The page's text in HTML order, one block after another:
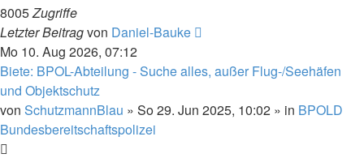
8005Zugriffe
Letzter Beitragvon Daniel-Bauke
Mo 10. Aug 2026, 07:12
Biete: BPOL-Abteilung - Suche alles, außer Flug-/Seehäfen
und Objektschutz
von SchutzmannBlau » So 29. Jun 2025, 10:02 » in BPOLD
Bundesbereitschaftspolizei